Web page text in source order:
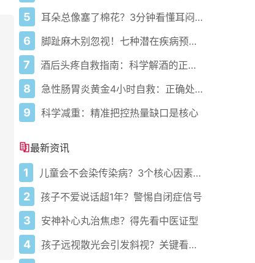
5 耳朵总像塞了棉花？3分钟看懂耳闷的真相与自救指南
6 脚趾麻木别忽视！七种潜在疾病预警，早干预避免恶化！
7 酒后头疼自救指南：科学解酒的正确打开方式
8 急性肠胃炎黄金4小时自救：正确处置与误区避坑关键
9 科学减重：精准把控热量缺口是核心
最新资讯
1 儿童会不会染传染病？3个核心因素说了算
2 孩子不爱说话超1年？警惕自闭症信号
3 安神补心丸治焦虑？得先看中医证型
4 孩子远视散光会引发斜视？关键看这两点